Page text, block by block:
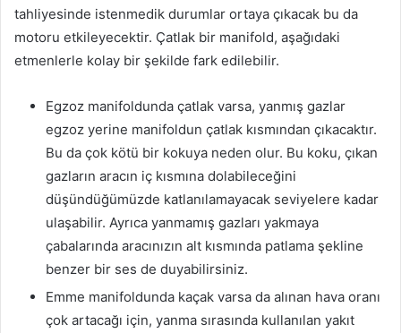
tahliyesinde istenmedik durumlar ortaya çıkacak bu da
motoru etkileyecektir. Çatlak bir manifold, aşağıdaki
etmenlerle kolay bir şekilde fark edilebilir.
Egzoz manifoldunda çatlak varsa, yanmış gazlar
egzoz yerine manifoldun çatlak kısmından çıkacaktır.
Bu da çok kötü bir kokuya neden olur. Bu koku, çıkan
gazların aracın iç kısmına dolabileceğini
düşündüğümüzde katlanılamayacak seviyelere kadar
ulaşabilir. Ayrıca yanmamış gazları yakmaya
çabalarında aracınızın alt kısmında patlama şekline
benzer bir ses de duyabilirsiniz.
Emme manifoldunda kaçak varsa da alınan hava oranı
çok artacağı için, yanma sırasında kullanılan yakıt